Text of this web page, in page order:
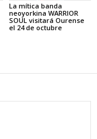
La mítica banda
neoyorkina WARRIOR
SOUL visitará Ourense
el 24 de octubre